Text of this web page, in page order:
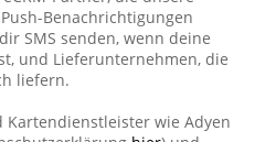
Benachrichtigungen
SMS senden, wenn deine
und Lieferunternehmen, die
liefern.
Kartendienstleister wie Adyen